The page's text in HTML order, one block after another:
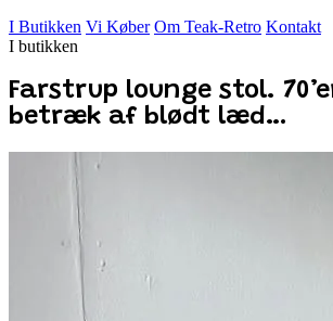
I Butikken Vi Køber Om Teak-Retro Kontakt
I butikken
Farstrup lounge stol.
betræk af blødt læd…